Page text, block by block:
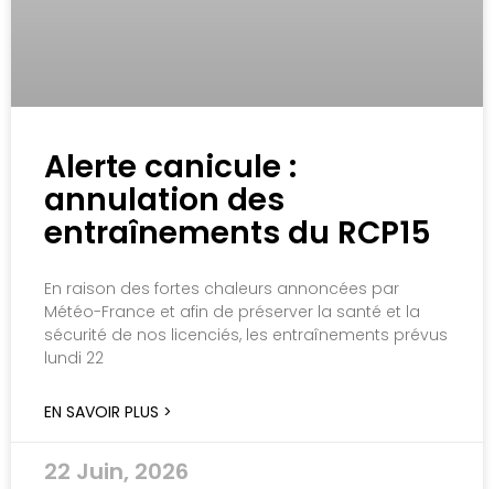
Alerte canicule :
annulation des
entraînements du RCP15
En raison des fortes chaleurs annoncées par
Météo-France et afin de préserver la santé et la
sécurité de nos licenciés, les entraînements prévus
lundi 22
EN SAVOIR PLUS >
22 Juin, 2026